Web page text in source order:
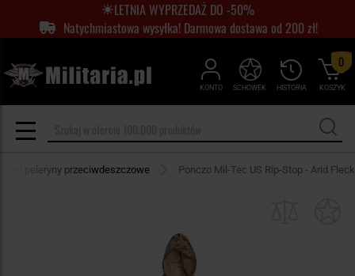
LETNIA WYPRZEDAŻ DO -50%
Natychmiastowa wysyłka! Darmowa dostawa od 200 zł!
KONTO HISTORIA
SCHOWEK KOSZYK
0
i peleryny przeciwdeszczowe Ponczo Mil-Tec US Rip-Stop - Arid Fleck